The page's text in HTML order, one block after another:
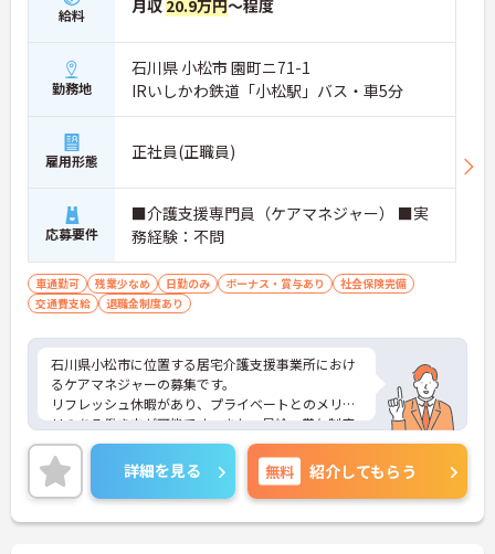
給料 月収 20.9万円～程度
勤務地
石川県 小松市 園町ニ71-1
IRいしかわ鉄道「小松駅」バス・車5分
雇用形態 正社員(正職員)
応募要件
■介護支援専門員（ケアマネジャー） ■実
務経験：不問
車通勤可 残業少なめ 日勤のみ ボーナス・賞与あり
社会保険完備
交通費支給
退職金制度あり
石川県小松市に位置する居宅介護支援事業所におけ
るケアマネジャーの募集です。
リフレッシュ休暇があり、プライベートとのメリハ
リのある働き方が可能です。また、昇給・賞与制度
があり、頑張りが目に見える形できちんと評価され
るのでモチベーションアップにつながります。
ご興味のある方には、面接対策ポイントなど、さら
に詳細をお話しいたしますのでお気軽にご相談くだ
さい！
詳細を見る 無料 紹介してもらう